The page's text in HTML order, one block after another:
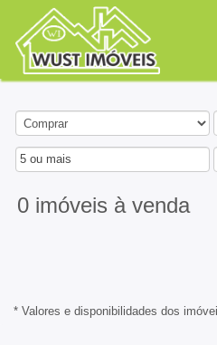
5 ou mais
0 imóveis à venda
* Valores e disponibilidades dos